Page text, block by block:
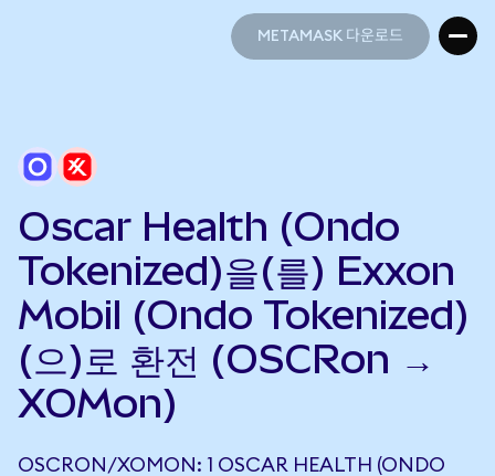
METAMASK 다운로드
Oscar Health (Ondo
Tokenized)을(를) Exxon
Mobil (Ondo Tokenized)
(으)로 환전 (OSCRon →
XOMon)
OSCRON/XOMON: 1 OSCAR HEALTH (ONDO